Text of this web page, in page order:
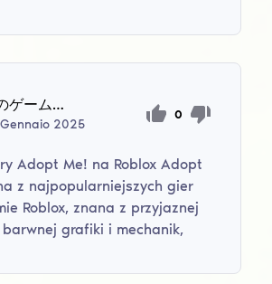
私のゲームへようこそ
Gennaio 2025
0
Adopt Me! na Roblox Adopt
z najpopularniejszych gier
Roblox, znana z przyjaznej
grafiki i mechanik,